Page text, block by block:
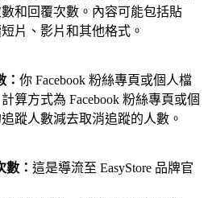
和回覆次數。內容可能包括貼
片、影片和其他格式。
： 你 Facebook 粉絲專頁或個人檔
算方式為 Facebook 粉絲專頁或個
蹤人數減去取消追蹤的人數。
數： 這是導流至 EasyStore 品牌官